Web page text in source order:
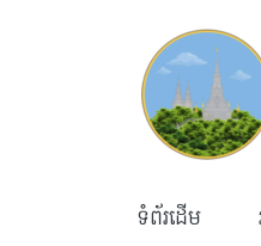
ទំព័រដើម